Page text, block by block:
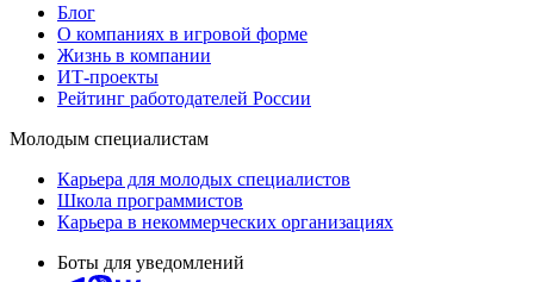
Блог
О компаниях в игровой форме
Жизнь в компании
ИТ-проекты
Рейтинг работодателей России
Молодым специалистам
Карьера для молодых специалистов
Школа программистов
Карьера в некоммерческих организациях
Боты для уведомлений